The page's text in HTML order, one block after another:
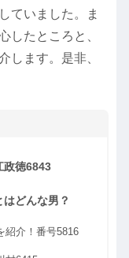
ていました。ま
したところと、
します。是非、
政徳6843
どんな男？
紹介！番号5816